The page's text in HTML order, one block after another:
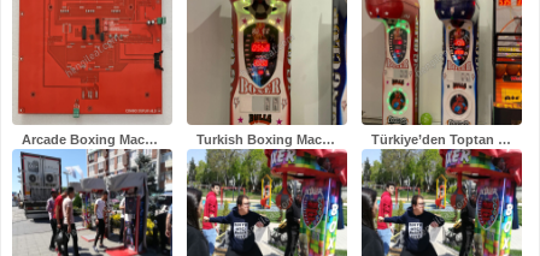
Arcade Boxing Machine Mainboar.. Turkish Boxing Machine Wholesa.. Türkiye’den Toptan Boks Makine..